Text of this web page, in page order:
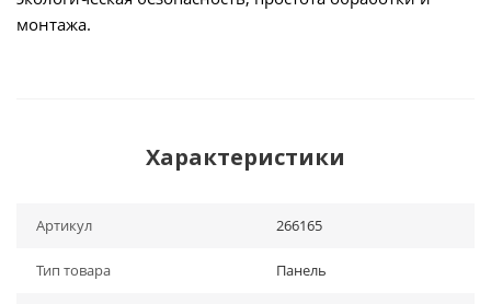
монтажа.
Характеристики
Артикул 266165
Тип товара Панель